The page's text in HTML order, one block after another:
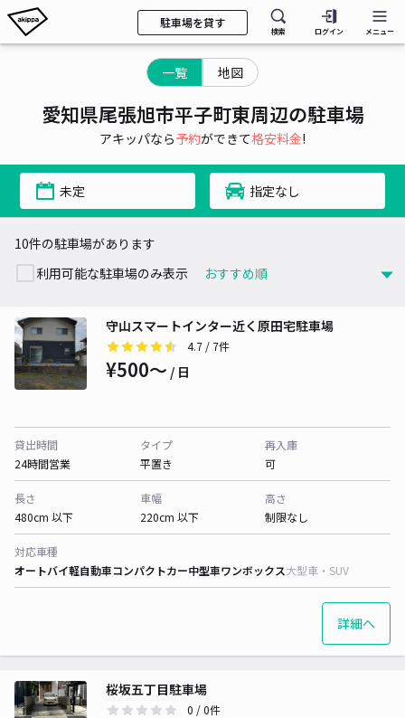
駐車場を貸す
検索 ログイン メニュー
一覧 地図
愛知県尾張旭市平子町東周辺の駐車場
アキッパなら予約ができて格安料金!
未定 指定なし
10件の駐車場があります
利用可能な駐車場のみ表示
守山スマートインター近く原田宅駐車場
4.7 / 7件
¥500〜 / 日
貸出時間
24時間営業
タイプ
平置き
再入庫
可
長さ
480cm 以下
車幅
220cm 以下
高さ
制限なし
対応車種
オートバイ軽自動車コンパクトカー中型車ワンボックス大型車・SUV
詳細へ
桜坂五丁目駐車場
0 / 0件